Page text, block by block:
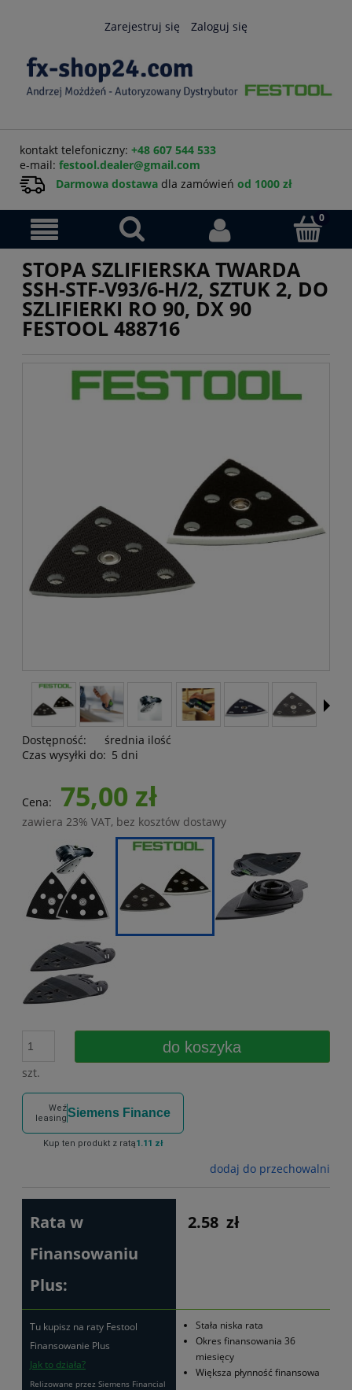
Zarejestruj się Zaloguj się
kontakt telefoniczny: +48 607 544 533
e-mail: festool.dealer@gmail.com
Darmowa dostawa dla zamówień od 1000 zł
STOPA SZLIFIERSKA TWARDA
SSH-STF-V93/6-H/2, SZTUK 2, DO
SZLIFIERKI RO 90, DX 90
FESTOOL 488716
Dostępność:
średnia ilość
Czas wysyłki do: 5 dni
Cena: 75,00 zł
zawiera 23% VAT, bez kosztów dostawy
szt.
do koszyka
Weź
leasingSiemens Finance
Kup ten produkt z ratą1.11 zł
dodaj do przechowalni
Rata w
Finansowaniu
Plus:
2.58 zł
Tu kupisz na raty Festool
Finansowanie Plus
Jak to działa?
Relizowane przez Siemens Financial
Stała niska rata
Okres finansowania 36
miesięcy
Większa płynność finansowa